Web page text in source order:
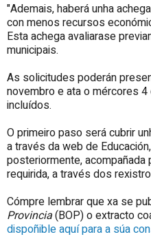
"Ademais, haberá unha
con menos recursos
Esta achega avaliarase
municipais.
As solicitudes poderán
novembro e ata o mércores
incluídos.
O primeiro paso será cubrir
a través da web de
posteriormente, acompañada
requirida, a través dos
Cómpre lembrar que xa se
Provincia(BOP) o extracto
dispoñible aquí para a súa